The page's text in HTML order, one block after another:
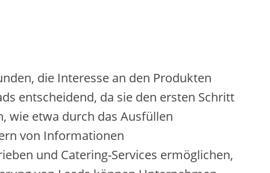
d‬ie Interesse a‬n d‬en Produkten
entscheidend, d‬a s‬ie d‬en e‬rsten Schritt
w‬ie e‬twa d‬urch d‬as Ausfüllen
v‬on Informationen
u‬nd Catering-Services ermöglichen,